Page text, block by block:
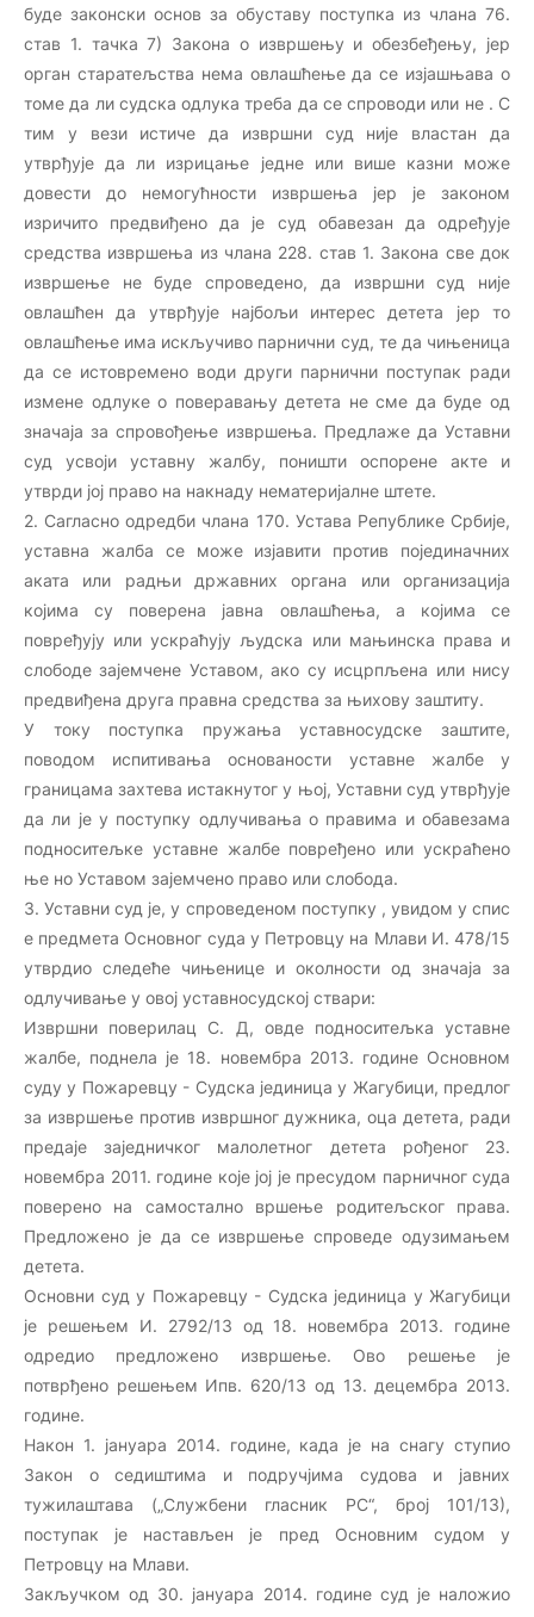
буде законски основ за обуставу поступка из члана 76.
став 1. тачка 7) Закона о извршењу и обезбеђењу, јер
орган старатељства нема овлашћење да се изјашњава о
томе да ли судска одлука треба да се спроводи или не . С
тим у вези истиче да извршни суд није властан да
утврђује да ли изрицање једне или више казни може
довести до немогућности извршења јер је законом
изричито предвиђено да је суд обавезан да одређује
средства извршења из члана 228. став 1. Закона све док
извршење не буде спроведено, да извршни суд није
овлашћен да утврђује најбољи интерес детета јер то
овлашћење има искључиво парнични суд, те да чињеница
да се истовремено води други парнични поступак ради
измене одлуке о поверавању детета не сме да буде од
значаја за спровођење извршења. Предлаже да Уставни
суд усвоји уставну жалбу, поништи оспорене акте и
утврди јој право на накнаду нематеријалне штете.
2. Сагласно одредби члана 170. Устава Републике Србије,
уставна жалба се може изјавити против појединачних
аката или радњи државних органа или организација
којима су поверена јавна овлашћења, а којима се
повређују или ускраћују људска или мањинска права и
слободе зајемчене Уставом, ако су исцрпљена или нису
предвиђена друга правна средства за њихову заштиту.
У току поступка пружања уставносудске заштите,
поводом испитивања основаности уставне жалбе у
границама захтева истакнутог у њој, Уставни суд утврђује
да ли је у поступку одлучивања о правима и обавезама
подноситељке уставне жалбе повређено или ускраћено
ње но Уставом зајемчено право или слобода.
3. Уставни суд је, у спроведеном поступку , увидом у спис
е предмета Основног суда у Петрoвцу на Млави И. 478/15
утврдио следеће чињенице и околности од значаја за
одлучивање у овој уставносудској ствари:
Извршни поверилац С. Д, овде подноситељка уставне
жалбе, поднела је 18. новембра 2013. године Основном
суду у Пожаревцу - Судска јединица у Жагубици, предлог
за извршење против извршног дужника, оца детета, ради
предаје заједничког малолетног детета рођеног 23.
новембра 2011. године које јој је пресудом парничног суда
поверено на самостално вршење родитељског права.
Предложено је да се извршење спроведе одузимањем
детета.
Основни суд у Пожаревцу - Судска јединица у Жагубици
је решењем И. 2792/13 од 18. новембра 2013. године
одредио предложено извршење. Ово решење је
потврђено решењем Ипв. 620/13 од 13. децембра 2013.
године.
Након 1. јануара 2014. године, када је на снагу ступио
Закон о седиштима и подручјима судова и јавних
тужилаштава („Службени гласник РС“, број 101/13),
поступак је настављен је пред Основним судом у
Петровцу на Млави.
Закључком од 30. јануара 2014. године суд је наложио